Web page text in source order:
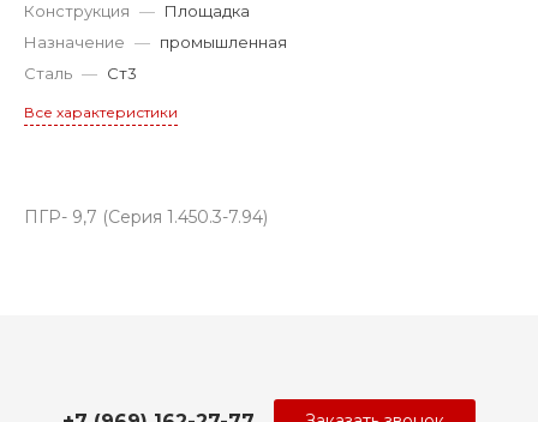
Конструкция — Площадка
Назначение — промышленная
Сталь — Ст3
Все характеристики
ПГР- 9,7 (Серия 1.450.3-7.94)